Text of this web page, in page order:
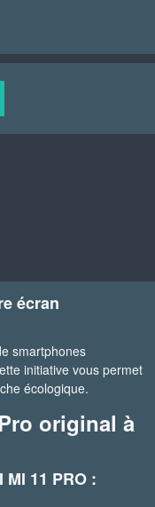
écran
smartphones
initiative vous permet
écologique.
original à
MI 11 PRO :